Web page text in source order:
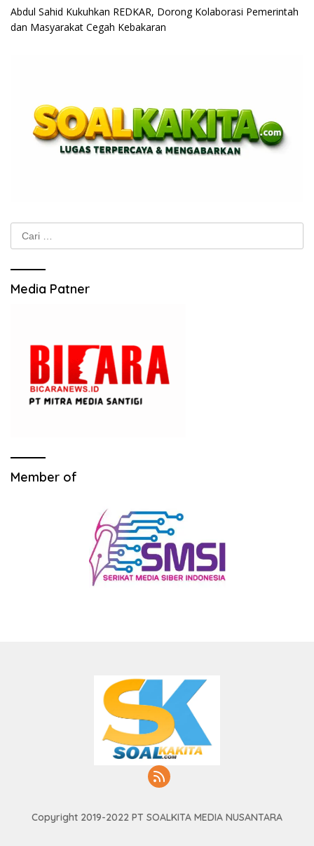
Abdul Sahid Kukuhkan REDKAR, Dorong Kolaborasi Pemerintah
dan Masyarakat Cegah Kebakaran
Cari
untuk:
Media Patner
Member of
Copyright 2019-2022 PT SOALKITA MEDIA NUSANTARA